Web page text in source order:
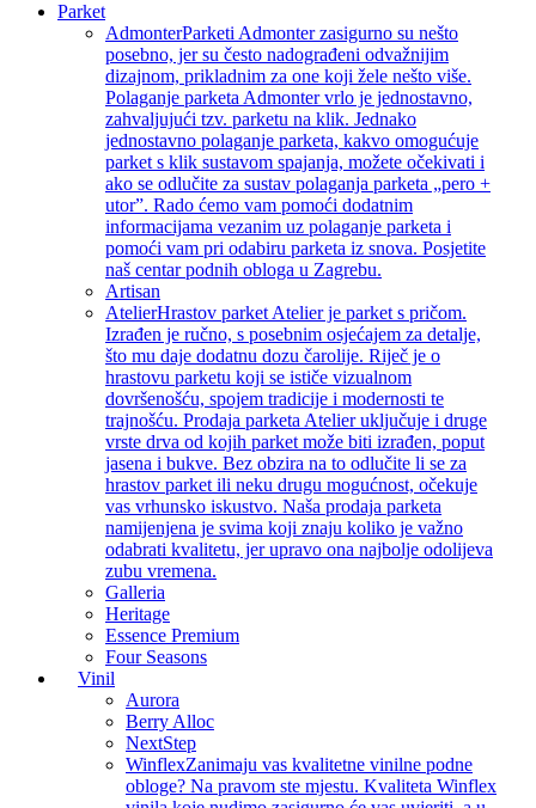
Parket
AdmonterParketi Admonter zasigurno su nešto
posebno, jer su često nadograđeni odvažnijim
dizajnom, prikladnim za one koji žele nešto više.
Polaganje parketa Admonter vrlo je jednostavno,
zahvaljujući tzv. parketu na klik. Jednako
jednostavno polaganje parketa, kakvo omogućuje
parket s klik sustavom spajanja, možete očekivati i
ako se odlučite za sustav polaganja parketa „pero +
utor”. Rado ćemo vam pomoći dodatnim
informacijama vezanim uz polaganje parketa i
pomoći vam pri odabiru parketa iz snova. Posjetite
naš centar podnih obloga u Zagrebu.
Artisan
AtelierHrastov parket Atelier je parket s pričom.
Izrađen je ručno, s posebnim osjećajem za detalje,
što mu daje dodatnu dozu čarolije. Riječ je o
hrastovu parketu koji se ističe vizualnom
dovršenošću, spojem tradicije i modernosti te
trajnošću. Prodaja parketa Atelier uključuje i druge
vrste drva od kojih parket može biti izrađen, poput
jasena i bukve. Bez obzira na to odlučite li se za
hrastov parket ili neku drugu mogućnost, očekuje
vas vrhunsko iskustvo. Naša prodaja parketa
namijenjena je svima koji znaju koliko je važno
odabrati kvalitetu, jer upravo ona najbolje odolijeva
zubu vremena.
Galleria
Heritage
Essence Premium
Four Seasons
Vinil
Aurora
Berry Alloc
NextStep
WinflexZanimaju vas kvalitetne vinilne podne
obloge? Na pravom ste mjestu. Kvaliteta Winflex